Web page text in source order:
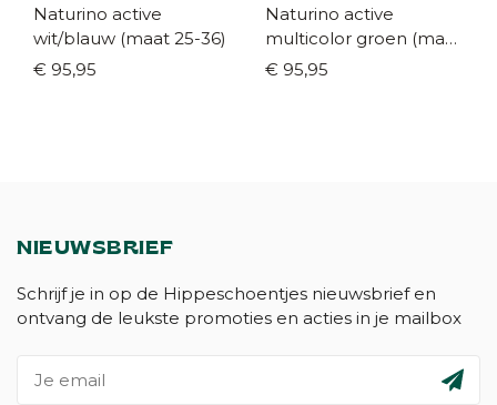
Naturino active
wit/blauw (maat 25-36)
€ 95,95
Naturino active
multicolor groen (maat
26-36)
€ 95,95
NIEUWSBRIEF
Schrijf je in op de Hippeschoentjes nieuwsbrief en
ontvang de leukste promoties en acties in je mailbox